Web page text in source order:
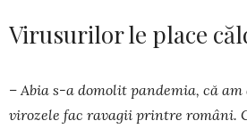
Virusurilor le place
– Abia s-a domolit pandemia, că am
virozele fac ravagii printre români.